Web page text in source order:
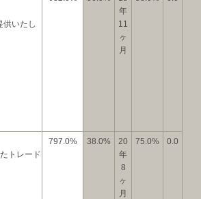
いたし
年
11
ヶ
月
トレード
797.0% 38.0%
20
年
8
ヶ
月
75.0% 0.0